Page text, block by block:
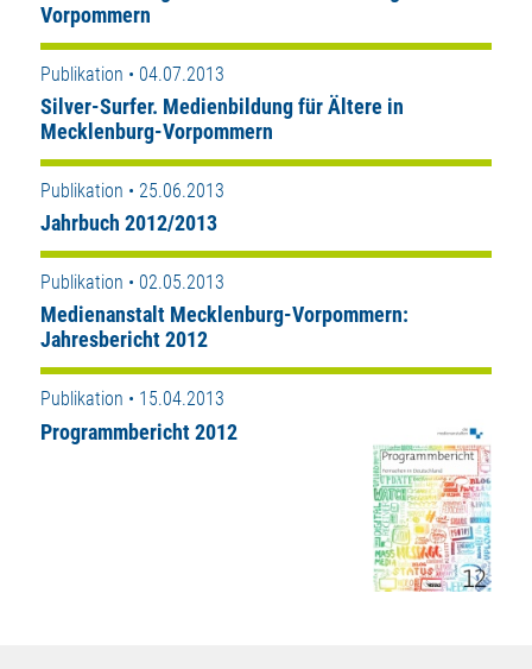
Vorpommern
Publikation • 04.07.2013
Silver-Surfer. Medienbildung für Ältere in
Mecklenburg-Vorpommern
Publikation • 25.06.2013
Jahrbuch 2012/2013
Publikation • 02.05.2013
Medienanstalt Mecklenburg-Vorpommern:
Jahresbericht 2012
Publikation • 15.04.2013
Programmbericht 2012